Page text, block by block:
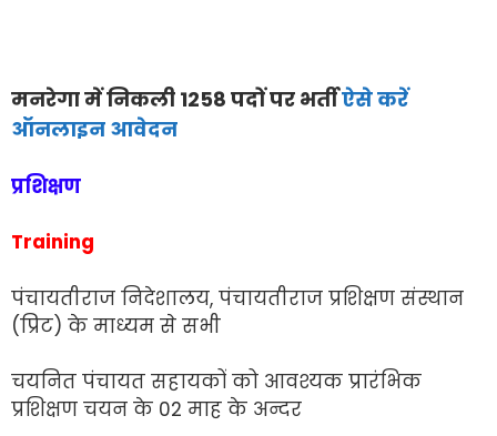
मनरेगा में निकली 1258 पदों पर भर्तीऐसे करें
ऑनलाइन आवेदन
प्रशिक्षण
Training
पंचायतीराज निदेशालय, पंचायतीराज प्रशिक्षण संस्थान
(प्रिट) के माध्यम से सभी
चयनित पंचायत सहायकों को आवश्यक प्रारंभिक
प्रशिक्षण चयन के 02 माह के अन्दर